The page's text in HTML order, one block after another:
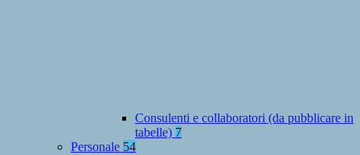
Consulenti e collaboratori (da pubblicare in
tabelle) 7
Personale 54